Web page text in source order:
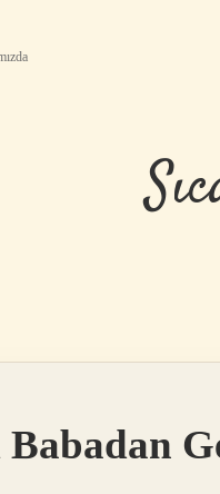
Babadan